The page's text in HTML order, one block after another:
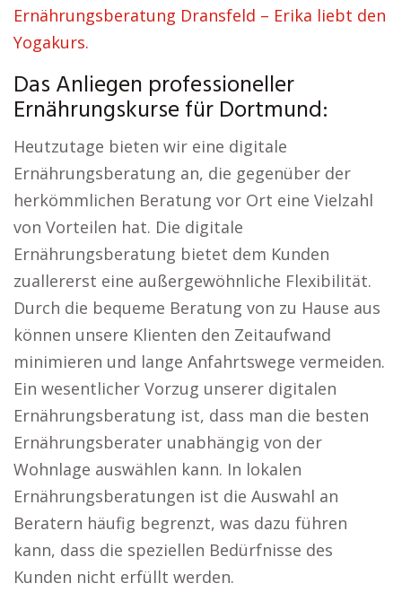
Ernährungsberatung Dransfeld – Erika liebt den
Yogakurs.
Das Anliegen professioneller
Ernährungskurse für Dortmund:
Heutzutage bieten wir eine digitale
Ernährungsberatung an, die gegenüber der
herkömmlichen Beratung vor Ort eine Vielzahl
von Vorteilen hat. Die digitale
Ernährungsberatung bietet dem Kunden
zuallererst eine außergewöhnliche Flexibilität.
Durch die bequeme Beratung von zu Hause aus
können unsere Klienten den Zeitaufwand
minimieren und lange Anfahrtswege vermeiden.
Ein wesentlicher Vorzug unserer digitalen
Ernährungsberatung ist, dass man die besten
Ernährungsberater unabhängig von der
Wohnlage auswählen kann. In lokalen
Ernährungsberatungen ist die Auswahl an
Beratern häufig begrenzt, was dazu führen
kann, dass die speziellen Bedürfnisse des
Kunden nicht erfüllt werden.